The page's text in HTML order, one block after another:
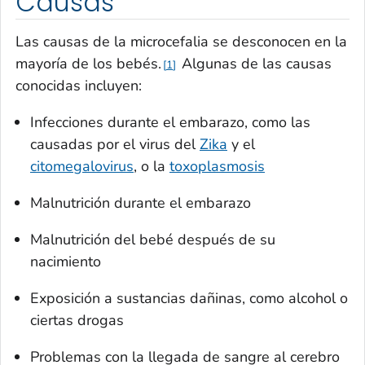
Las causas de la microcefalia se desconocen en la
mayoría de los bebés. 1
Algunas de las causas
conocidas incluyen:
Infecciones durante el embarazo, como las
causadas por el virus delZika y el
citomegalovirus, o la toxoplasmosis
Malnutrición durante el embarazo
Malnutrición del bebé después de su
nacimiento
Exposición a sustancias dañinas, como alcohol o
ciertas drogas
Problemas con la llegada de sangre al cerebro